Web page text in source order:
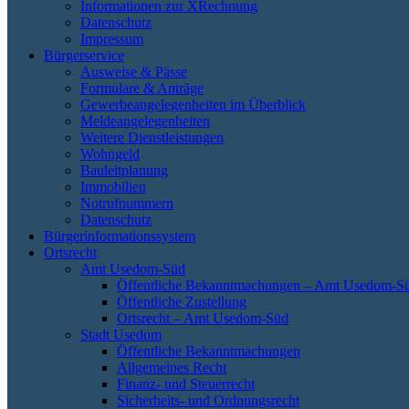
Informationen zur XRechnung
Datenschutz
Impressum
Bürgerservice
Ausweise & Pässe
Formulare & Anträge
Gewerbeangelegenheiten im Überblick
Meldeangelegenheiten
Weitere Dienstleistungen
Wohngeld
Bauleitplanung
Immobilien
Notrufnummern
Datenschutz
Bürgerinformationssystem
Ortsrecht
Amt Usedom-Süd
Öffentliche Bekanntmachungen – Amt Usedom-
Öffentliche Zustellung
Ortsrecht – Amt Usedom-Süd
Stadt Usedom
Öffentliche Bekanntmachungen
Allgemeines Recht
Finanz- und Steuerrecht
Sicherheits- und Ordnungsrecht